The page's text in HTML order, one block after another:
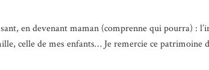
en devenant maman (comprenne qui pourra) :
celle de mes enfants… Je remercie ce patrimoine